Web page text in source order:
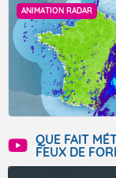
ANIMATION RADAR
QUE FAIT
FEUX DE